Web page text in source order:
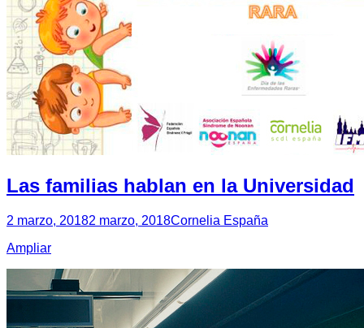
Las familias hablan en la Universidad
2 marzo, 20182 marzo, 2018Cornelia España
Ampliar